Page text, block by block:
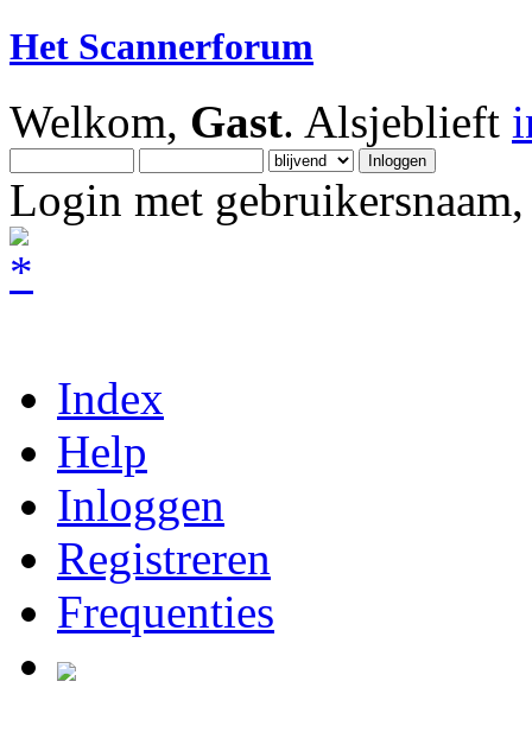
Het Scannerforum
Welkom, Gast. Alsjeblieft
Login met
Index
Help
Inloggen
Registreren
Frequenties